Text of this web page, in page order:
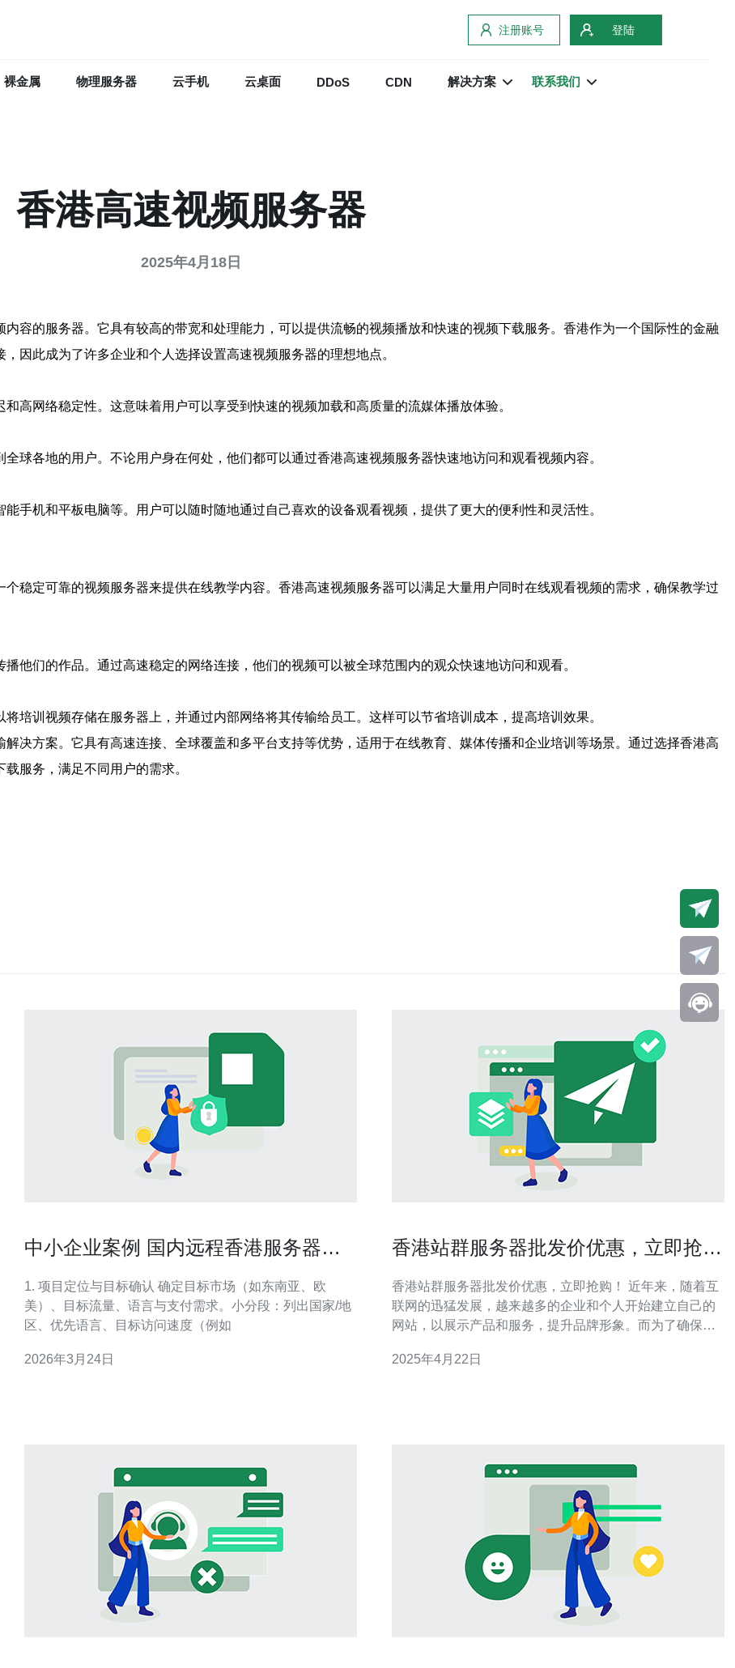
注册账号 登陆
裸金属 物理服务器 云手机 云桌面 DDoS CDN 解决方案 联系我们
香港高速视频服务器
2025年4月18日
容的服务器。它具有较高的带宽和处理能力，可以提供流畅的视频播放和快速的视频下载服务。香港作为一个国际性的金融
因此成为了许多企业和个人选择设置高速视频服务器的理想地点。
高网络稳定性。这意味着用户可以享受到快速的视频加载和高质量的流媒体播放体验。
球各地的用户。不论用户身在何处，他们都可以通过香港高速视频服务器快速地访问和观看视频内容。
手机和平板电脑等。用户可以随时随地通过自己喜欢的设备观看视频，提供了更大的便利性和灵活性。
稳定可靠的视频服务器来提供在线教学内容。香港高速视频服务器可以满足大量用户同时在线观看视频的需求，确保教学过
他们的作品。通过高速稳定的网络连接，他们的视频可以被全球范围内的观众快速地访问和观看。
培训视频存储在服务器上，并通过内部网络将其传输给员工。这样可以节省培训成本，提高培训效果。
决方案。它具有高速连接、全球覆盖和多平台支持等优势，适用于在线教育、媒体传播和企业培训等场景。通过选择香港高
服务，满足不同用户的需求。
中小企业案例 国内远程香港服务器助
1. 项目定位与目标确认 确定目标市场（如东南亚、欧
美）、目标流量、语言与支付需求。小分段：列出国家/地
区、优先语言、目标访问速度（例如
2026年3月24日
香港站群服务器批发价优惠，立即抢
香港站群服务器批发价优惠，立即抢购！ 近年来，随着互
联网的迅猛发展，越来越多的企业和个人开始建立自己的
网站，以展示产品和服务，提升品牌形象。而为了确保网
了不可或缺的选择。 香港作为亚洲的金融和商业中心，拥
2025年4月22日